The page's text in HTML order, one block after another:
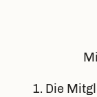
Die